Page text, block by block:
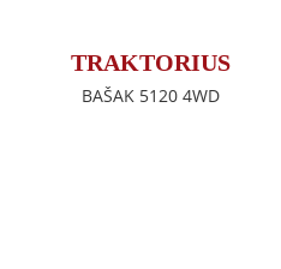
TRAKTORIUS
BAŠAK 5120 4WD